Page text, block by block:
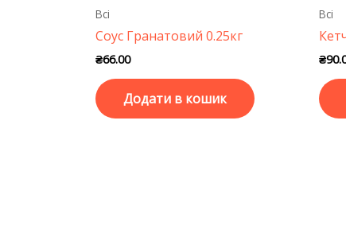
Всі
Соус Гранатовий 0.25кг
₴66.00
Додати в кошик
Всі
₴